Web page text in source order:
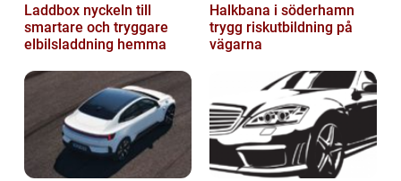
Laddbox nyckeln till
smartare och tryggare
elbilsladdning hemma
Halkbana i söderhamn
trygg riskutbildning på
vägarna